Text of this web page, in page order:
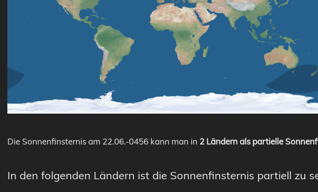
Die Sonnenfinsternis am 22.06.-0456 kann man in 2 Ländern als partielle
In den folgenden Ländern ist die Sonnenfinsternis partiell zu